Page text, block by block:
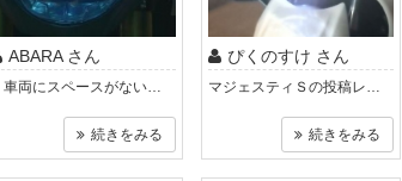
ABARA さん
車両にスペースがないので無理やり燃料タンク下に取り付けしましたが、延長ケーブルで配線をすっきりさせればシート下にバラストを格納でき..
続きをみる
ぴくのすけ さん
マジェスティＳの投稿レビューが無かったので投稿してみました。 まず苦労したのがＨIDのバーナーがH4ですがライトユニットにフランジがす..
続きをみる